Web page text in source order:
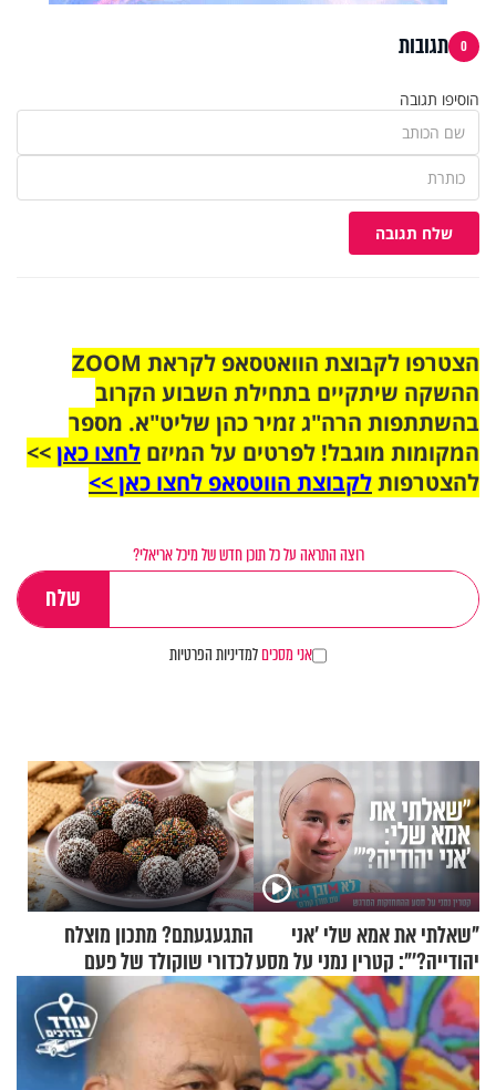
0 תגובות
הוסיפו תגובה
שלח תגובה
הצטרפו לקבוצת הוואטסאפ לקראת ZOOM
ההשקה שיתקיים בתחילת השבוע הקרוב
בהשתתפות הרה"ג זמיר כהן שליט"א. מספר
המקומות מוגבל! לפרטים על המיזם לחצו כאן>>
להצטרפותלקבוצת הווטסאפ לחצו כאן >>
רוצה התראה על כל תוכן חדש של מיכל אריאלי?
אני מסכיםלמדיניות הפרטיות
"שאלתי את אמא שלי 'אני
יהודייה?'": קטרין נמני על מסע
ההתחזקות המרגש
התגעגעתם? מתכון מוצלח
לכדורי שוקולד של פעם